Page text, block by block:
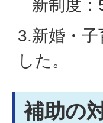
新制度：
3.新婚・
した。
補助の